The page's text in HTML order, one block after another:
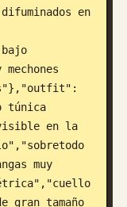
en
túnica
en la
muy
gran tamaño